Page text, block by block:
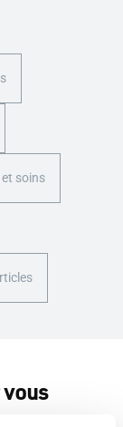
soins